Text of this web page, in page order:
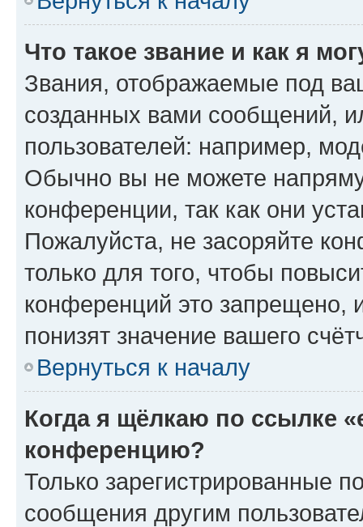
Что такое звание и как я
Звания, отображаемые под
созданных вами сообщений,
пользователей: например,
Обычно вы не можете
конференции, так как они
Пожалуйста, не засоряйте
только для того, чтобы
конференций это запрещено,
понизят значение вашего
Вернуться к началу
Когда я щёлкаю по ссылке
конференцию?
Только зарегистрированные
сообщения другим